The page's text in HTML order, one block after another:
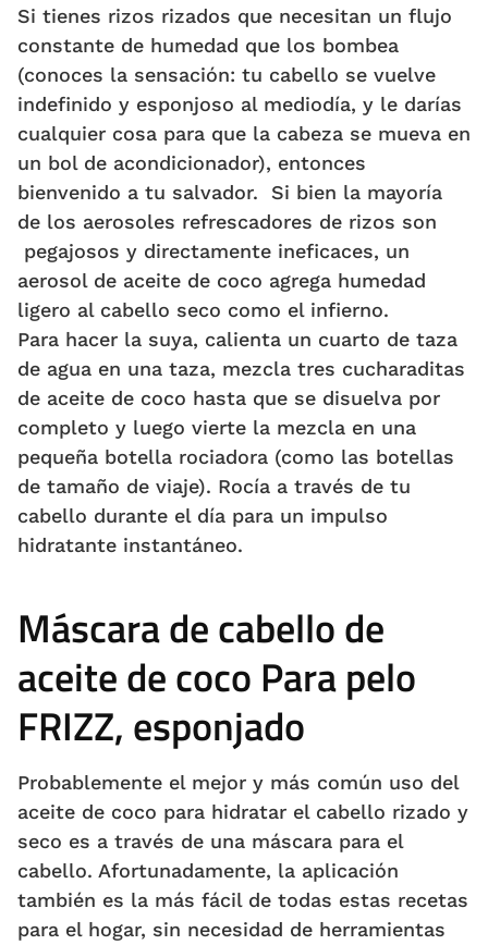
Si tienes rizos rizados que necesitan un flujo
constante de humedad que los bombea
(conoces la sensación: tu cabello se vuelve
indefinido y esponjoso al mediodía, y le darías
cualquier cosa para que la cabeza se mueva en
un bol de acondicionador), entonces
bienvenido a tu salvador. Si bien la mayoría
de los aerosoles refrescadores de rizos son
pegajosos y directamente ineficaces, un
aerosol de aceite de coco agrega humedad
ligero al cabello seco como el infierno.
Para hacer la suya, calienta un cuarto de taza
de agua en una taza, mezcla tres cucharaditas
de aceite de coco hasta que se disuelva por
completo y luego vierte la mezcla en una
pequeña botella rociadora (como las botellas
de tamaño de viaje). Rocía a través de tu
cabello durante el día para un impulso
hidratante instantáneo.
Máscara de cabello de
aceite de coco Para pelo
FRIZZ, esponjado
Probablemente el mejor y más común uso del
aceite de coco para hidratar el cabello rizado y
seco es a través de una máscara para el
cabello. Afortunadamente, la aplicación
también es la más fácil de todas estas recetas
para el hogar, sin necesidad de herramientas